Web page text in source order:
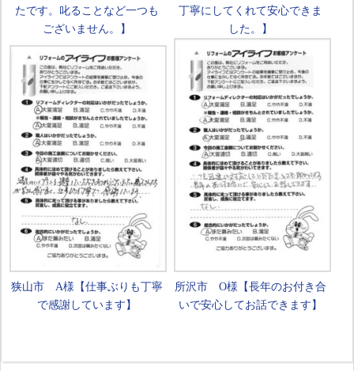
たです。叱ることなど一つも
ございません。】
丁寧にしてくれて安心できま
した。】
狭山市 A様【仕事ぶりも丁寧
で感謝しています】
所沢市 O様【長年のお付き合
いで安心してお話できます】